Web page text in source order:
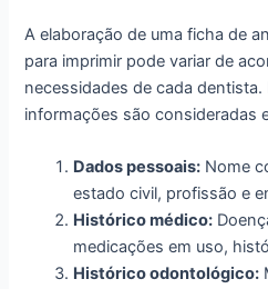
A elaboração de uma ficha de
para imprimir pode variar de
necessidades de cada
informações são consideradas
Dados pessoais: Nome
estado civil, profissão e
Histórico médico:
medicações em uso,
Histórico odontológico: